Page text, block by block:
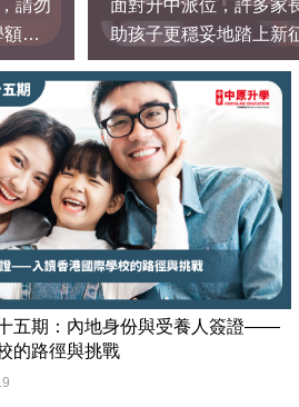
中原
公司概不負責。
請勿
靜
面對升中派位，許多家
助孩子更穩妥地踏上新
五期：內地身份與受養人簽證——
的路徑與挑戰